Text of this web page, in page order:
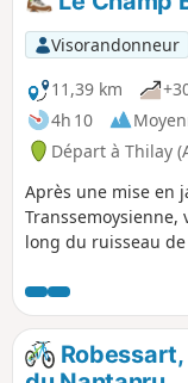
Visorandonneur
11,39 km
4h 10
Départ à Thilay
Après une mise en
Transsemoysienne,
long du ruisseau
Nantanru, pour
Champ Bernard.
retour par Nohan,
gauche de la
Robessart,